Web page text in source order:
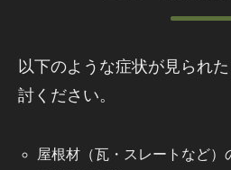
以下のような症状が見られ
討ください。
屋根材（瓦・スレートなど）